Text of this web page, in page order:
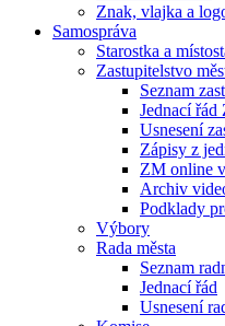
Znak, vlajka a
Samospráva
Starostka a
Zastupitelstvo
Seznam
Jednací řád
Usnesení
Zápisy z
ZM online
Archiv
Podklady
Výbory
Rada města
Seznam
Jednací řád
Usnesení